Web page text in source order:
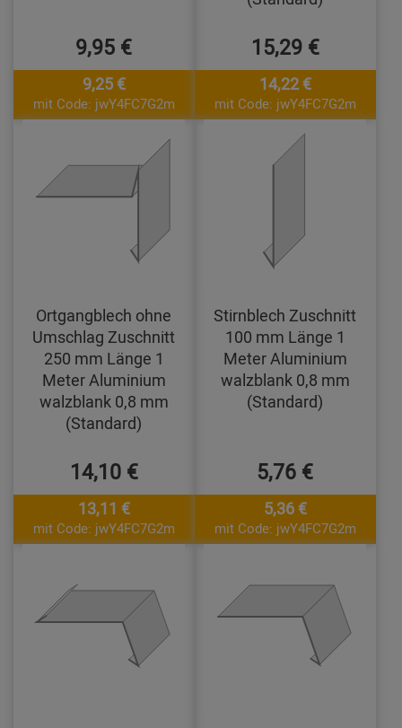
9,95 €
9,25 €
mit Code: jwY4FC7G2m
15,29 €
14,22 €
mit Code: jwY4FC7G2m
Ortgangblech ohne
Umschlag Zuschnitt
250 mm Länge 1
Meter Aluminium
walzblank 0,8 mm
(Standard)
14,10 €
13,11 €
mit Code: jwY4FC7G2m
Stirnblech Zuschnitt
100 mm Länge 1
Meter Aluminium
walzblank 0,8 mm
(Standard)
5,76 €
5,36 €
mit Code: jwY4FC7G2m